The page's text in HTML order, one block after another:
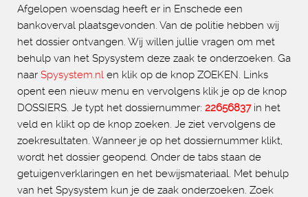
Afgelopen woensdag heeft er in Enschede een
bankoverval plaatsgevonden. Van de politie hebben wij
het dossier ontvangen. Wij willen jullie vragen om met
behulp van het Spysystem deze zaak te onderzoeken. Ga
naar Spysystem.nl en klik op de knop ZOEKEN. Links
opent een nieuw menu en vervolgens klik je op de knop
DOSSIERS. Je typt het dossiernummer: 22656837in het
veld en klikt op de knop zoeken. Je ziet vervolgens de
zoekresultaten. Wanneer je op het dossiernummer klikt,
wordt het dossier geopend. Onder de tabs staan de
getuigenverklaringen en het bewijsmateriaal. Met behulp
van het Spysystem kun je de zaak onderzoeken. Zoek